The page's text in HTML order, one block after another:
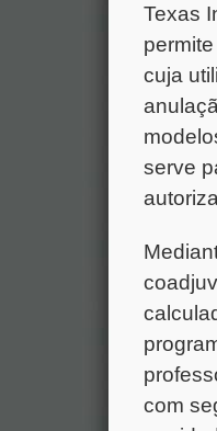
Texas
cuja
serve
com